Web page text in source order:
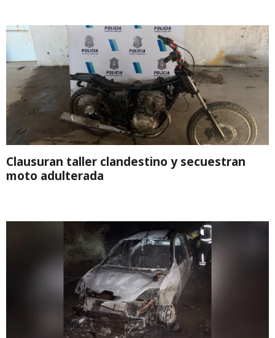
Clausuran taller clandestino y secuestran
moto adulterada